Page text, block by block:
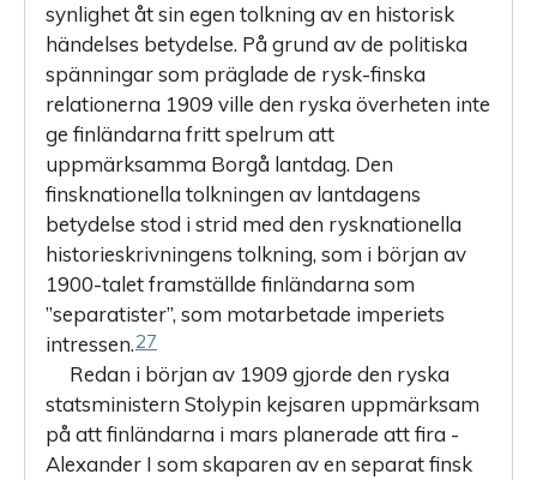
synlighet åt sin egen tolkning av en historisk
händelses betydelse. På grund av de politiska
spänningar som präglade de rysk-finska
relationerna 1909 ville den ryska överheten inte
ge finländarna fritt spelrum att
uppmärksamma Borgå lantdag. Den
finsknationella tolkningen av lantdagens
betydelse stod i strid med den rysknationella
historieskrivningens tolkning, som i början av
1900-talet framställde finländarna som
”separatister”, som motarbetade imperiets
intressen.27
Redan i början av 1909 gjorde den ryska
statsministern Stolypin kejsaren uppmärksam
på att finländarna i mars planerade att fira ­
Alexander I som skaparen av en separat finsk